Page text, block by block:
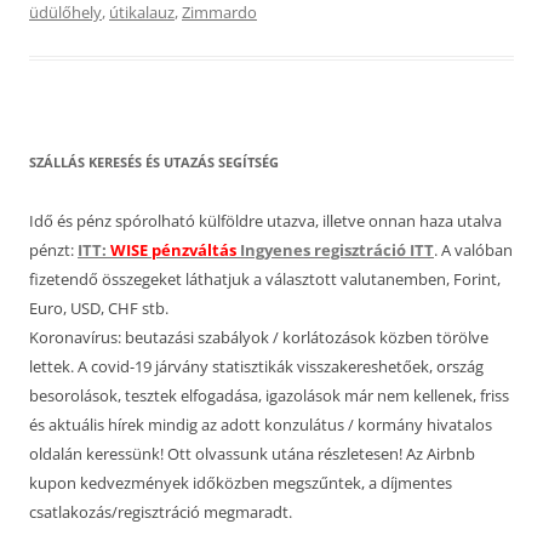
üdülőhely, útikalauz,Zimmardo
SZÁLLÁS KERESÉS ÉS UTAZÁS SEGÍTSÉG
Idő és pénz spórolható külföldre utazva, illetve onnan haza utalva
pénzt: ITT: WISE pénzváltás Ingyenes regisztráció ITT. A valóban
fizetendő összegeket láthatjuk a választott valutanemben, Forint,
Euro, USD, CHF stb.
Koronavírus: beutazási szabályok / korlátozások közben törölve
lettek. A covid-19 járvány statisztikák visszakereshetőek, ország
besorolások, tesztek elfogadása, igazolások már nem kellenek, friss
és aktuális hírek mindig az adott konzulátus / kormány hivatalos
oldalán keressünk! Ott olvassunk utána részletesen! Az Airbnb
kupon kedvezmények időközben megszűntek, a díjmentes
csatlakozás/regisztráció megmaradt.